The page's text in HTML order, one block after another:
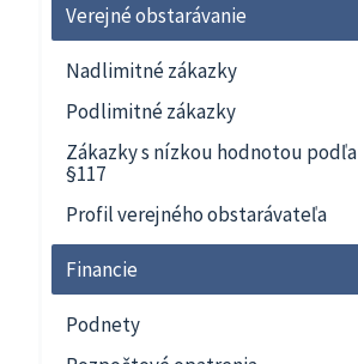
Verejné obstarávanie
Nadlimitné zákazky
Podlimitné zákazky
Zákazky s nízkou hodnotou podľa
§117
Profil verejného obstarávateľa
Financie
Podnety